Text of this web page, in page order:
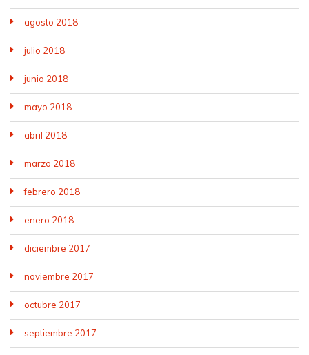
agosto 2018
julio 2018
junio 2018
mayo 2018
abril 2018
marzo 2018
febrero 2018
enero 2018
diciembre 2017
noviembre 2017
octubre 2017
septiembre 2017